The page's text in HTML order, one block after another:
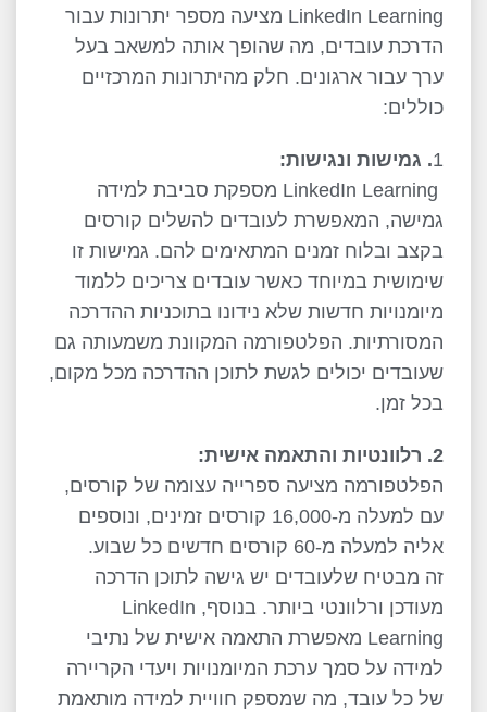
LinkedIn Learning מציעה מספר יתרונות עבור
הדרכת עובדים, מה שהופך אותה למשאב בעל
ערך עבור ארגונים. חלק מהיתרונות המרכזיים
כוללים:
1. גמישות ונגישות:
LinkedIn Learning מספקת סביבת למידה
גמישה, המאפשרת לעובדים להשלים קורסים
בקצב ובלוח זמנים המתאימים להם. גמישות זו
שימושית במיוחד כאשר עובדים צריכים ללמוד
מיומנויות חדשות שלא נידונו בתוכניות ההדרכה
המסורתיות. הפלטפורמה המקוונת משמעותה גם
שעובדים יכולים לגשת לתוכן ההדרכה מכל מקום,
בכל זמן.
2. רלוונטיות והתאמה אישית:
הפלטפורמה מציעה ספרייה עצומה של קורסים,
עם למעלה מ-16,000 קורסים זמינים, ונוספים
אליה למעלה מ-60 קורסים חדשים כל שבוע.
זה מבטיח שלעובדים יש גישה לתוכן הדרכה
מעודכן ורלוונטי ביותר. בנוסף, LinkedIn
Learning מאפשרת התאמה אישית של נתיבי
למידה על סמך ערכת המיומנויות ויעדי הקריירה
של כל עובד, מה שמספק חוויית למידה מותאמת